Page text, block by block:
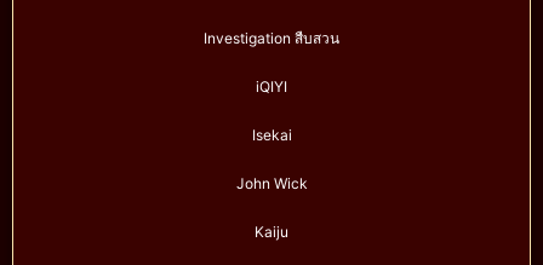
Investigation สืบสวน
iQIYI
Isekai
John Wick
Kaiju